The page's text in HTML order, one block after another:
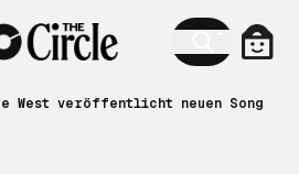
Cart
West veröffentlicht neuen Song